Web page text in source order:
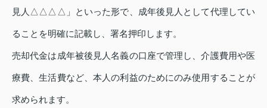
見人△△△△」といった形で、成年後見人として代理してい
ることを明確に記載し、署名押印します。
売却代金は成年被後見人名義の口座で管理し、介護費用や医
療費、生活費など、本人の利益のためにのみ使用することが
求められます。